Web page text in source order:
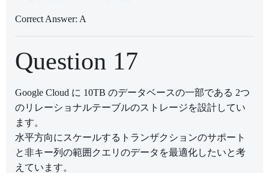
Correct Answer: A
Question 17
Google Cloud に 10TB のデータベースの一部である 2つ
のリレーショナルテーブルのストレージを設計してい
ます。
水平方向にスケールするトランザクションのサポート
と非キー列の範囲クエリのデータを最適化したいと考
えています。